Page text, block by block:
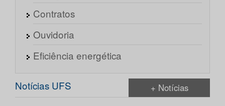
Contratos
Ouvidoria
Eficiência energética
Notícias UFS + Notícias